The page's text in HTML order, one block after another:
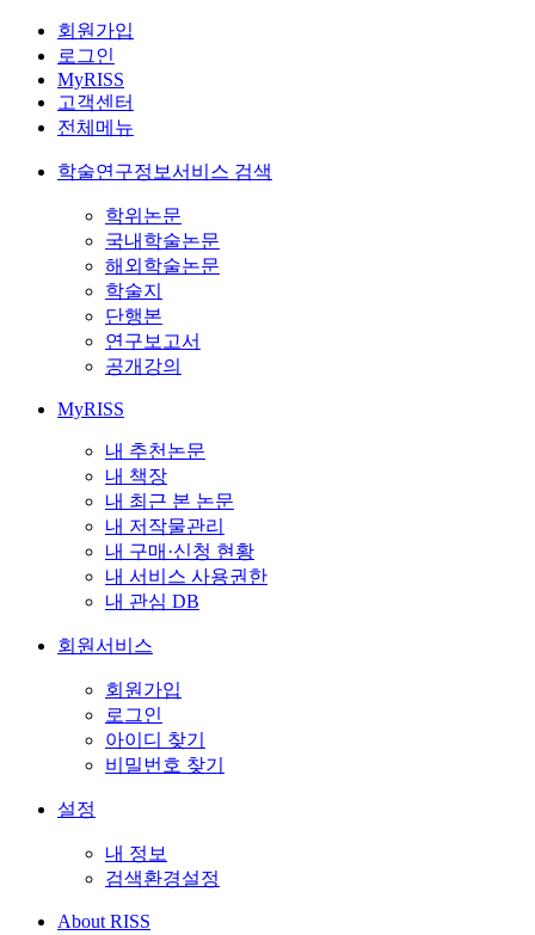
회원가입
로그인
MyRISS
고객센터
전체메뉴
학술연구정보서비스 검색
학위논문
국내학술논문
해외학술논문
학술지
단행본
연구보고서
공개강의
MyRISS
내 추천논문
내 책장
내 최근 본 논문
내 저작물관리
내 구매·신청 현황
내 서비스 사용권한
내 관심 DB
회원서비스
회원가입
로그인
아이디 찾기
비밀번호 찾기
설정
내 정보
검색환경설정
About RISS